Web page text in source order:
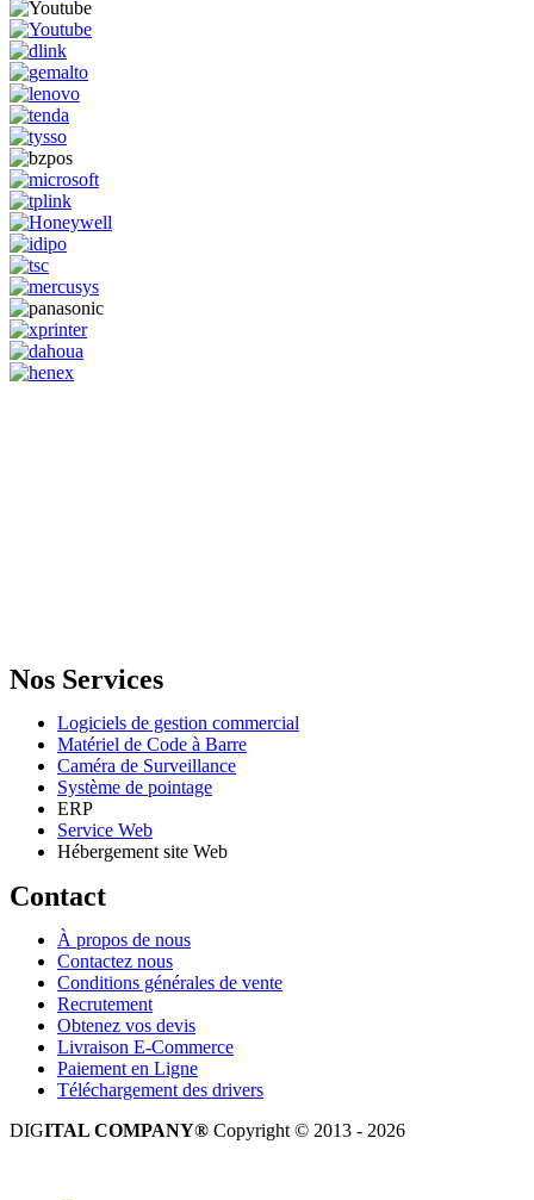
Nos Services
Logiciels de gestion commercial
Matériel de Code à Barre
Caméra de Surveillance
Système de pointage
ERP
Service Web
Hébergement site Web
Contact
À propos de nous
Contactez nous
Conditions générales de vente
Recrutement
Obtenez vos devis
Livraison E-Commerce
Paiement en Ligne
Téléchargement des drivers
DIGITAL COMPANY® Copyright © 2013 - 2026